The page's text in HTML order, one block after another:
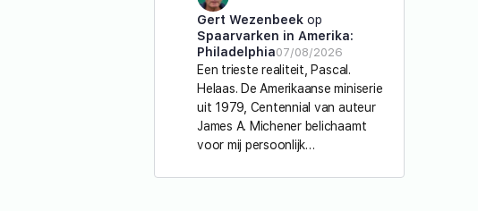
Gert Wezenbeek op
Spaarvarken in Amerika:
Philadelphia07/08/2026
Een trieste realiteit, Pascal.
Helaas. De Amerikaanse miniserie
uit 1979, Centennial van auteur
James A. Michener belichaamt
voor mij persoonlijk…